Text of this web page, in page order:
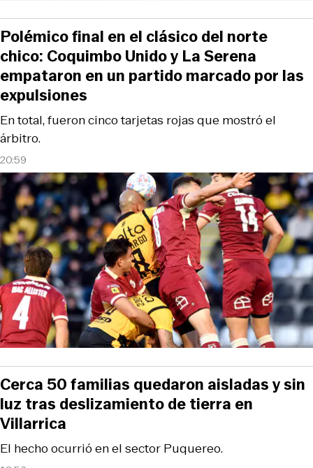
20:59
En total, fueron cinco tarjetas rojas que mostró el
árbitro.
Polémico final en el clásico del norte
chico: Coquimbo Unido y La Serena
empataron en un partido marcado por las
expulsiones
El hecho ocurrió en el sector Puquereo.
Cerca 50 familias quedaron aisladas y sin
luz tras deslizamiento de tierra en
Villarrica